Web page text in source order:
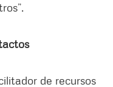
de recursos